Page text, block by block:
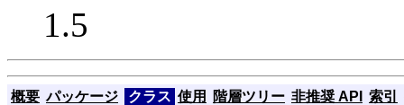
1.5
概要 パッケージ クラス 使用 階層ツリー 非推奨 API 索引